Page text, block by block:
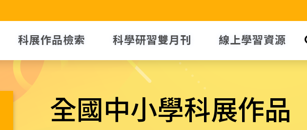
科展作品檢索 科學研習雙月刊 線上學習資源
全國中小學科展作品